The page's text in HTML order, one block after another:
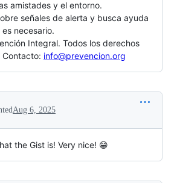
amistades y el entorno.
señales de alerta y busca ayuda
necesario.
Integral. Todos los derechos
info@prevencion.org
Aug 6, 2025
the Gist is! Very nice! 😁